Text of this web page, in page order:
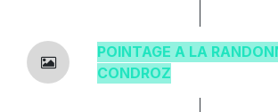
POINTAGE A LA
CONDROZ